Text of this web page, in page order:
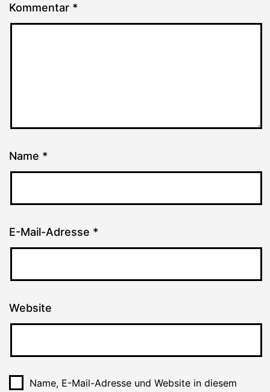
Kommentar *
Name *
E-Mail-Adresse *
Website
Name, E-Mail-Adresse und Website in diesem